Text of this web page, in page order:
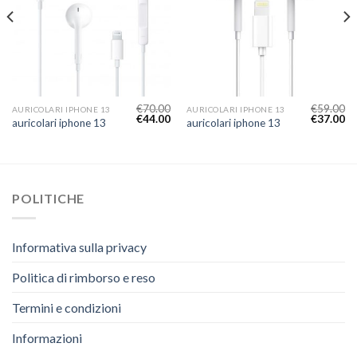
AURICOLARI IPHONE 13
auricolari iphone 13
€70.00
€44.00
AURICOLARI IPHONE 13
auricolari iphone 13
€59.00
€37.00
POLITICHE
Informativa sulla privacy
Politica di rimborso e reso
Termini e condizioni
Informazioni